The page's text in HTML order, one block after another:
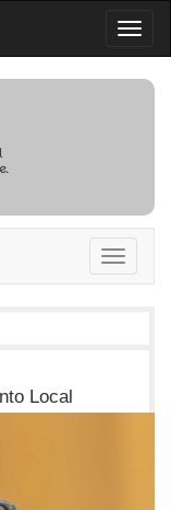
Toggle
Local